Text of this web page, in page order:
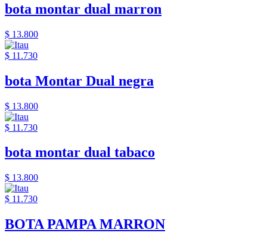
bota montar dual marron
$ 13.800
$ 11.730
bota Montar Dual negra
$ 13.800
$ 11.730
bota montar dual tabaco
$ 13.800
$ 11.730
BOTA PAMPA MARRON